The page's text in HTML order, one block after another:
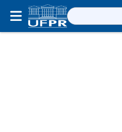
Pesquisar
por: